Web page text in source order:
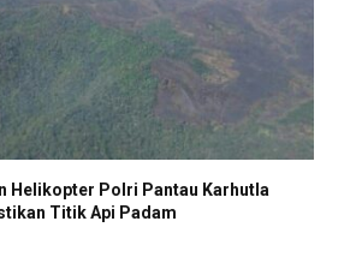
Helikopter Polri Pantau Karhutla
Titik Api Padam